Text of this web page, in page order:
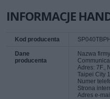
INFORMACJE
Kod producenta
Dane
producenta
Nazwa
Adres: 7F.,
Taipei City
Numer
Strona
Adres e-